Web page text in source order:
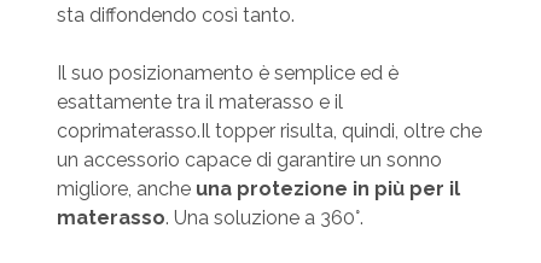
sta diffondendo così tanto.
Il suo posizionamento è semplice ed è
esattamente tra il materasso e il
coprimaterasso.Il topper risulta, quindi, oltre che
un accessorio capace di garantire un sonno
migliore, anche una protezione in più per il
materasso. Una soluzione a 360°.